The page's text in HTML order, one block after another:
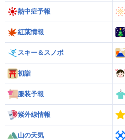
熱中症予報
紅葉情報
スキー＆スノボ
初詣
服装予報
紫外線情報
山の天気